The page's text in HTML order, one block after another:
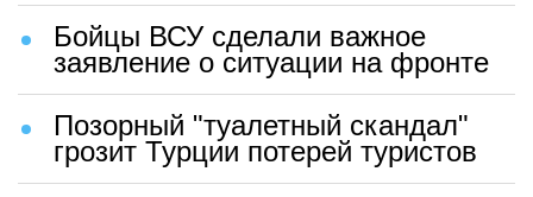
Бойцы ВСУ сделали важное
заявление о ситуации на фронте
Позорный "туалетный скандал"
грозит Турции потерей туристов